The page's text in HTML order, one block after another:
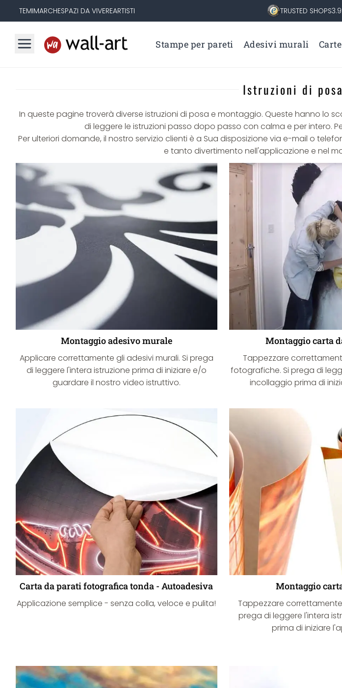
TEMIMARCHESPAZI DA VIVEREARTISTI TRUSTED SHOPS
Stampe per pareti Adesivi murali
Istruzioni di
In queste pagine troverà diverse istruzioni di posa e montaggio. Queste hanno lo
di leggere le istruzioni passo dopo passo con calma e per intero.
Per ulteriori domande, il nostro servizio clienti è a Sua disposizione via e-mail o
e tanto divertimento nell'applicazione e nel
Montaggio adesivo murale
Applicare correttamente gli adesivi murali. Si prega
di leggere l'intera istruzione prima di iniziare e/o
guardare il nostro video istruttivo.
Montaggio carta
Tappezzare
fotografiche. Si prega di
incollaggio prima di
Carta da parati fotografica tonda - Autoadesiva
Applicazione semplice - senza colla, veloce e pulita!
Montaggio
Tappezzare
prega di leggere l'intera
prima di iniziare